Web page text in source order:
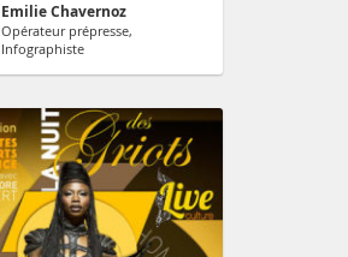
Emilie Chavernoz
Opérateur prépresse,
Infographiste